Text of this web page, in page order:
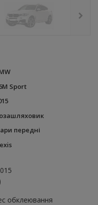
Sport
передні
обклеювання